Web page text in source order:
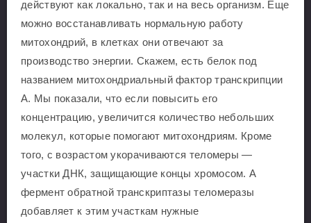
действуют как локально, так и на весь организм. Еще
можно восстанавливать нормальную работу
митохондрий, в клетках они отвечают за
производство энергии. Скажем, есть белок под
названием митохондриальный фактор транскрипции
А. Мы показали, что если повысить его
концентрацию, увеличится количество небольших
молекул, которые помогают митохондриям. Кроме
того, с возрастом укорачиваются теломеры —
участки ДНК, защищающие концы хромосом. А
фермент обратной транскриптазы теломеразы
добавляет к этим участкам нужные